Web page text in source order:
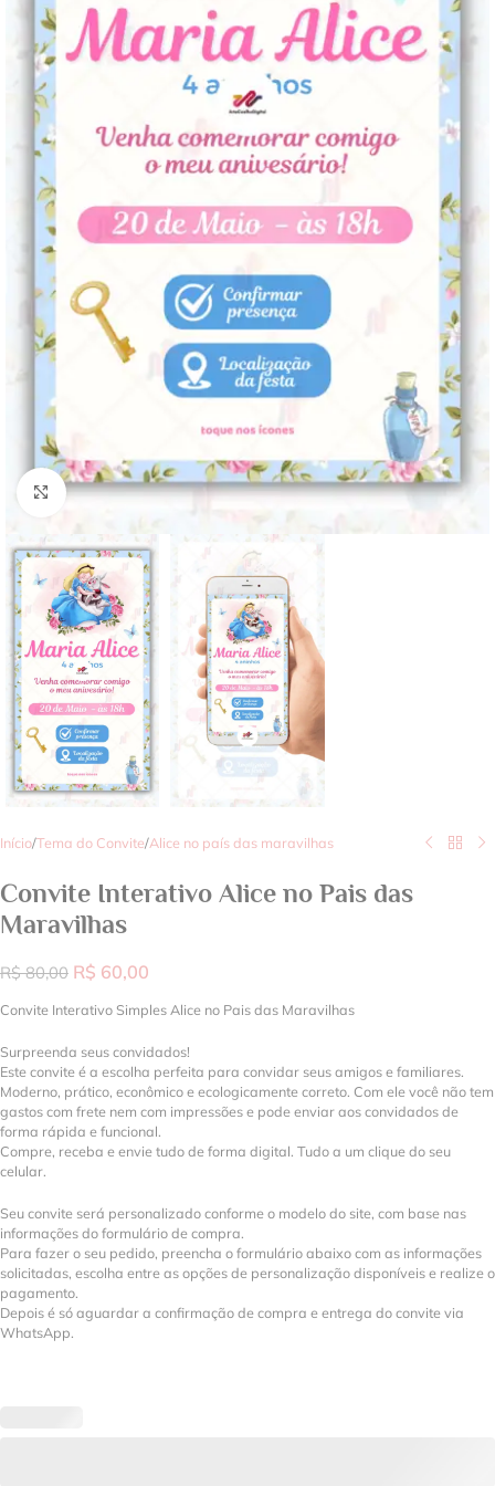
Clique para ampliar
Início/Tema do Convite/Alice no país das maravilhas
Convite Interativo Alice no Pais das
Maravilhas
R$80,00 R$ 60,00
Convite Interativo Simples Alice no Pais das Maravilhas
Surpreenda seus convidados!
Este convite é a escolha perfeita para convidar seus amigos e familiares.
Moderno, prático, econômico e ecologicamente correto. Com ele você não tem
gastos com frete nem com impressões e pode enviar aos convidados de
forma rápida e funcional.
Compre, receba e envie tudo de forma digital. Tudo a um clique do seu
celular.
Seu convite será personalizado conforme o modelo do site, com base nas
informações do formulário de compra.
Para fazer o seu pedido, preencha o formulário abaixo com as informações
solicitadas, escolha entre as opções de personalização disponíveis e realize o
pagamento.
Depois é só aguardar a confirmação de compra e entrega do convite via
WhatsApp.